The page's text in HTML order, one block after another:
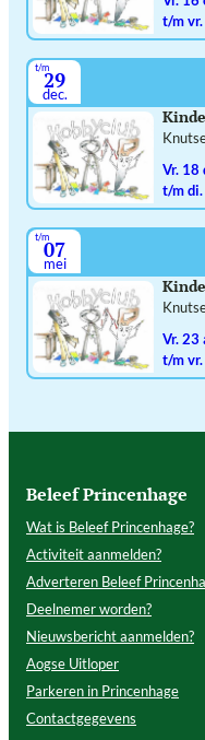
t/m
t/m
29
dec.
vr.
t/m
t/m
07
mei
vr.
t/m
Beleef Princenhage
Wat is Beleef Princenhage?
Activiteit aanmelden?
Adverteren Beleef
Deelnemer worden?
Nieuwsbericht aanmelden?
Aogse Uitloper
Parkeren in Princenhage
Contactgegevens